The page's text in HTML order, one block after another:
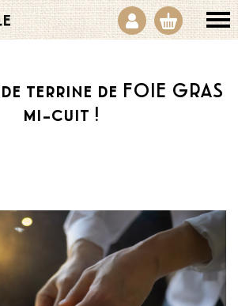
terrine de FOIE GRAS
mi-cuit !